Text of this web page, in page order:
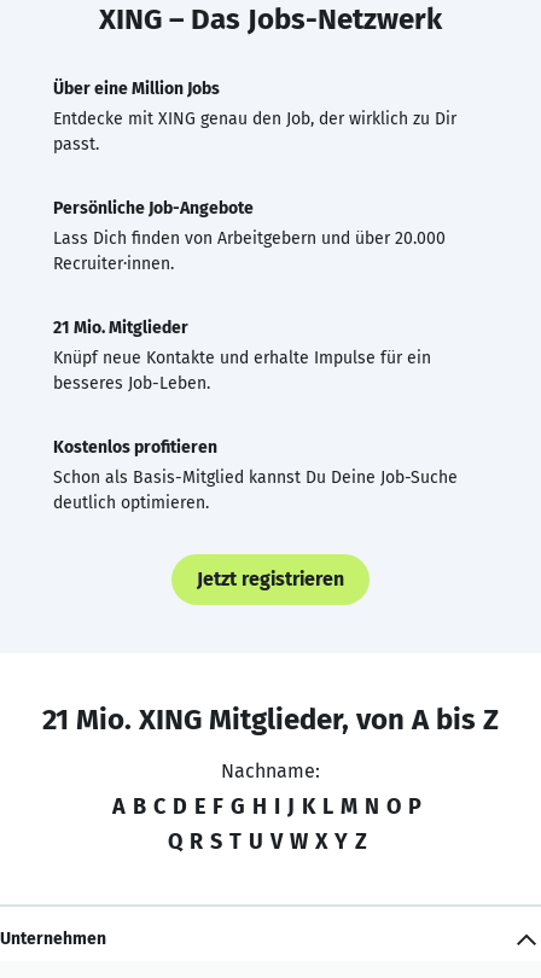
XING – Das Jobs-Netzwerk
Über eine Million Jobs
Entdecke mit XING genau den Job, der wirklich zu Dir
passt.
Persönliche Job-Angebote
Lass Dich finden von Arbeitgebern und über 20.000
Recruiter·innen.
21 Mio. Mitglieder
Knüpf neue Kontakte und erhalte Impulse für ein
besseres Job-Leben.
Kostenlos profitieren
Schon als Basis-Mitglied kannst Du Deine Job-Suche
deutlich optimieren.
Jetzt registrieren
21 Mio. XING Mitglieder, von A bis Z
Nachname:
A B C D E F G H I J K L M N O P
Q R S T U V W X Y Z
Unternehmen